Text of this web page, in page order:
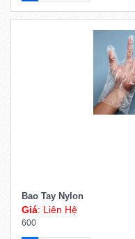
Bao Tay Nylon
Giá: Liên Hệ
600